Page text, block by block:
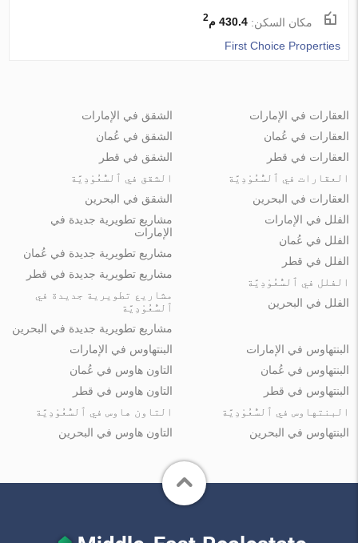
مكان السكن:430.4 م 2
First Choice Properties
العقارات في الإمارات
العقارات في عُمان
العقارات في قطر
العقارات في ٱلسُّعُوْدِيَّة
العقارات في البحرين
الشقق في الإمارات
الشقق في عُمان
الشقق في قطر
الشقق في ٱلسُّعُوْدِيَّة
الشقق في البحرين
الفلل في الإمارات
الفلل في عُمان
الفلل في قطر
الفلل في ٱلسُّعُوْدِيَّة
الفلل في البحرين
مشاريع تطويرية جديدة في
الإمارات
مشاريع تطويرية جديدة في عُمان
مشاريع تطويرية جديدة في قطر
مشاريع تطويرية جديدة في
ٱلسُّعُوْدِيَّة
مشاريع تطويرية جديدة في البحرين
البنتهاوس في الإمارات
البنتهاوس في عُمان
البنتهاوس في قطر
البنتهاوس في ٱلسُّعُوْدِيَّة
البنتهاوس في البحرين
البنتهاوس في الإمارات
التاون هاوس في عُمان
التاون هاوس في قطر
التاون هاوس في ٱلسُّعُوْدِيَّة
التاون هاوس في البحرين